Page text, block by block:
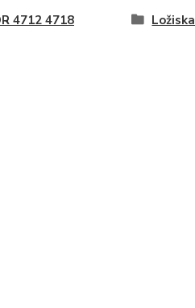
4712 4718 Ložiska